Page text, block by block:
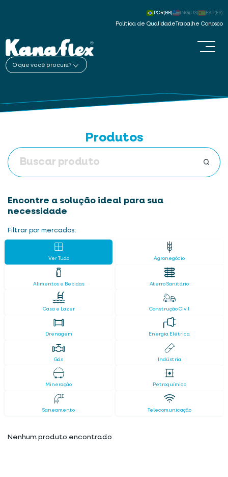
Política de Qualidade Trabalhe Conosco
POR(BR) ING(US) ESP(ES)
O que você procura?
Produtos
Encontre a solução ideal para sua
necessidade
Filtrar por mercados:
Ver Tudo Agronegócio
Alimentos e Bebidas Aterro Sanitário
Casa e Lazer Construção Civil
Drenagem Energia Elétrica
Gás Indústria
Mineração Petroquímico
Saneamento Telecomunicação
Nenhum produto encontrado